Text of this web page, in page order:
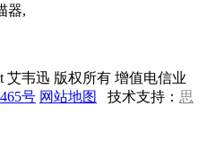
器,
艾韦迅 版权所有 增值电信业
号 网站地图 技术支持： 思